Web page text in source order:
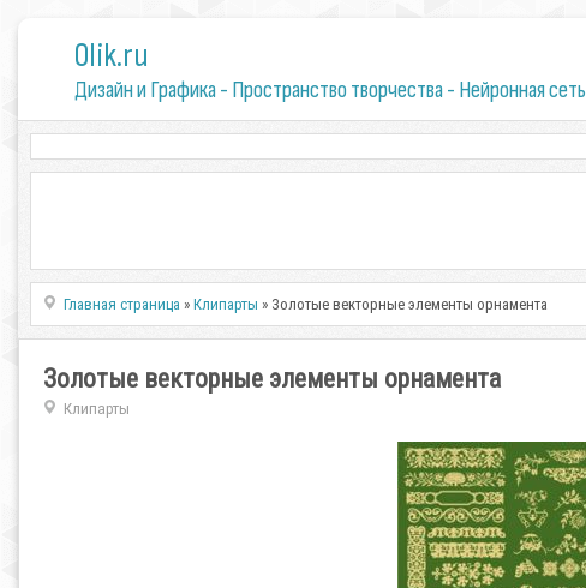
0lik.ru
Дизайн и Графика - Пространство творчества - Нейронная сеть
Главная страница »Клипарты » Золотые векторные элементы орнамента
Золотые векторные элементы орнамента
Клипарты